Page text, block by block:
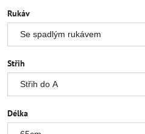
Rukáv
Střih
Délka